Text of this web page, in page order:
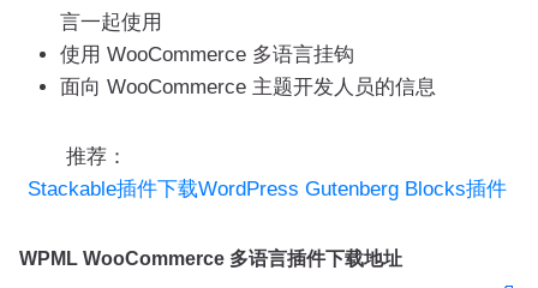
言一起使用
使用 WooCommerce 多语言挂钩
面向 WooCommerce 主题开发人员的信息
推荐：
Stackable插件下载WordPress Gutenberg Blocks插件
WPML WooCommerce 多语言插件下载地址